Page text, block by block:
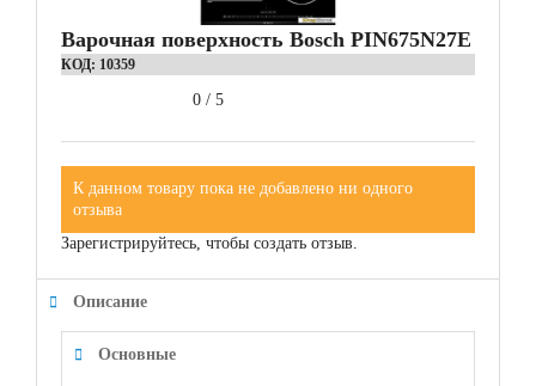
Варочная поверхность Bosch PIN675N27E
КОД: 10359
0 / 5
К данном товару пока не добавлено ни одного
отзыва
Зарегистрируйтесь, чтобы создать отзыв.
Описание
Основные